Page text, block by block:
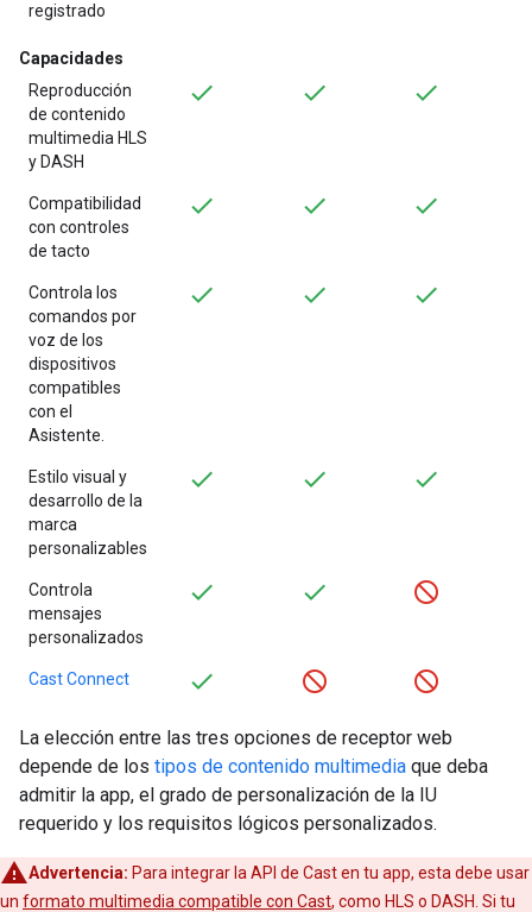
registrado
Capacidades
Reproducción
de contenido
multimedia HLS
y DASH
Compatibilidad
con controles
de tacto
Controla los
comandos por
voz de los
dispositivos
compatibles
con el
Asistente.
Estilo visual y
desarrollo de la
marca
personalizables
Controla
mensajes
personalizados
Cast Connect
La elección entre las tres opciones de receptor web
depende de los tipos de contenido multimedia que deba
admitir la app, el grado de personalización de la IU
requerido y los requisitos lógicos personalizados.
Advertencia: Para integrar la API de Cast en tu app, esta debe usar
un formato multimedia compatible con Cast, como HLS o DASH. Si tu